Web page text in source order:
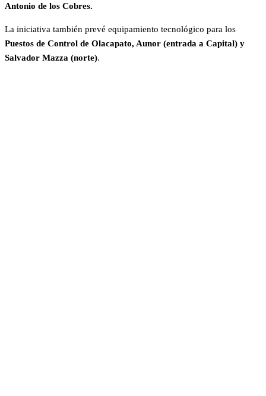
Antonio de los Cobres.
La iniciativa también prevé equipamiento tecnológico para los
Puestos de Control de Olacapato, Aunor (entrada a Capital) y
Salvador Mazza (norte).